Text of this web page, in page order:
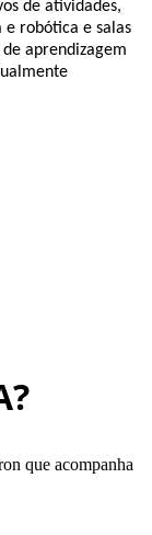
de atividades,
e robótica e salas
aprendizagem
que acompanha